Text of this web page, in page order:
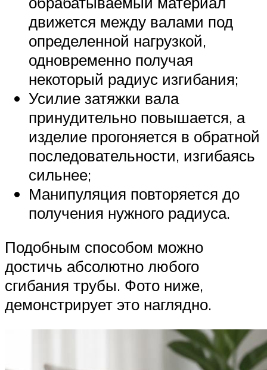
движется между валами под
определенной нагрузкой,
одновременно получая
некоторый радиус изгибания;
Усилие затяжки вала
принудительно повышается, а
изделие прогоняется в обратной
последовательности, изгибаясь
сильнее;
Манипуляция повторяется до
получения нужного радиуса.
Подобным способом можно
достичь абсолютно любого
сгибания трубы. Фото ниже,
демонстрирует это наглядно.